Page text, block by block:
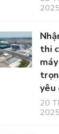
2025
thi
yêu
20
2025